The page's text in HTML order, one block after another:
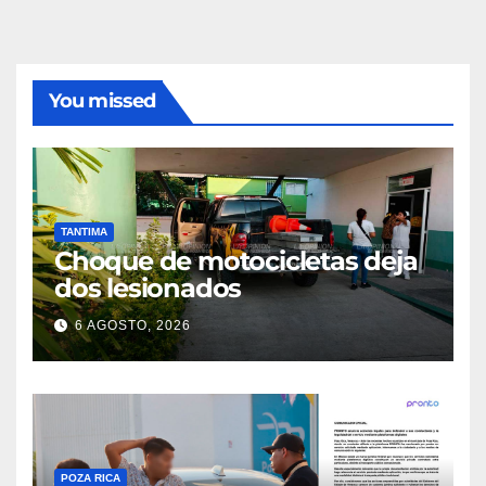
You missed
TANTIMA
Choque de motocicletas deja
dos lesionados
6 AGOSTO, 2026
POZA RICA